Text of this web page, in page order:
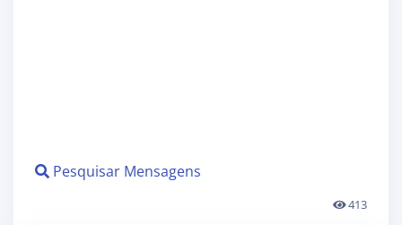
Pesquisar Mensagens
413